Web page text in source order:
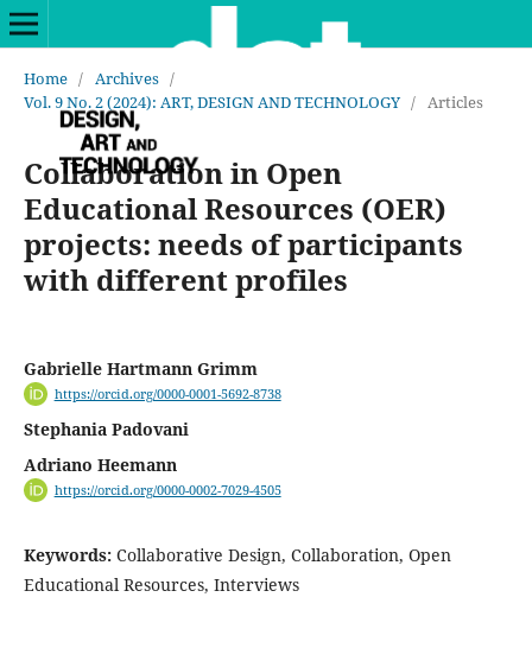
Home / Archives /
Vol. 9 No. 2 (2024): ART, DESIGN AND TECHNOLOGY / Articles
Collaboration in Open
Educational Resources (OER)
projects: needs of participants
with different profiles
Gabrielle Hartmann Grimm
https://orcid.org/0000-0001-5692-8738
Stephania Padovani
Adriano Heemann
https://orcid.org/0000-0002-7029-4505
Keywords: Collaborative Design, Collaboration, Open
Educational Resources, Interviews